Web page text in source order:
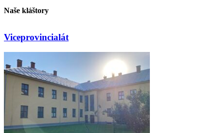
Naše kláštory
Viceprovincialát